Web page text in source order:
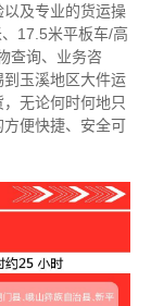
及专业的货运操
17.5米平板车/高
查询、业务咨
玉溪地区大件运
，无论何时何地只
便快捷、安全可